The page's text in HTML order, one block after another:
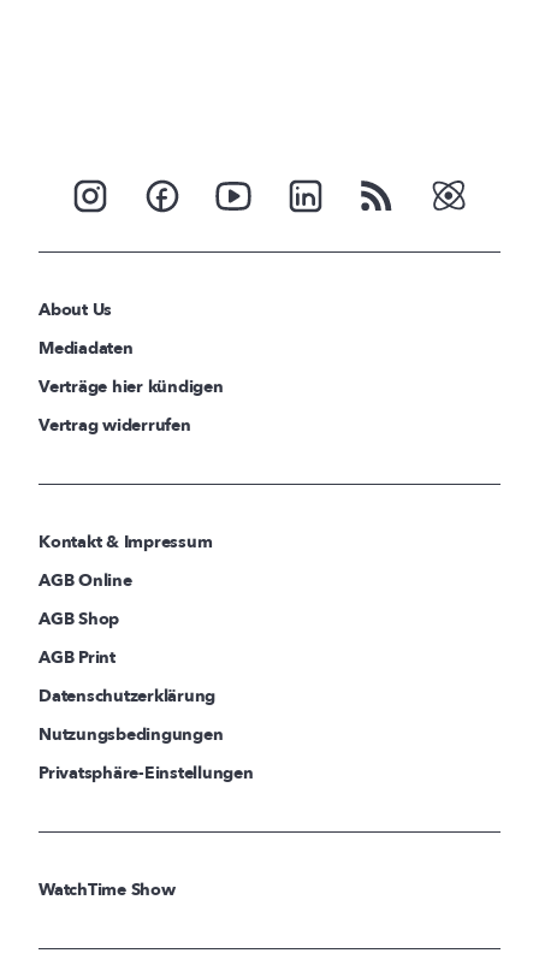
About Us
Mediadaten
Verträge hier kündigen
Vertrag widerrufen
Kontakt & Impressum
AGB Online
AGB Shop
AGB Print
Datenschutzerklärung
Nutzungsbedingungen
Privatsphäre-Einstellungen
WatchTime Show